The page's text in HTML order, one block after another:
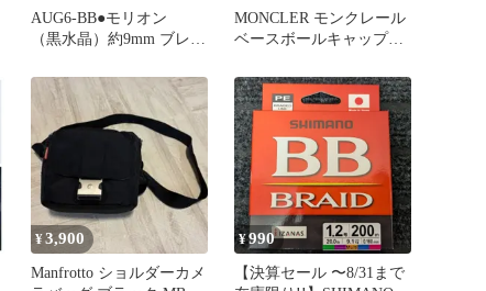
AUG6-BB●モリオン
（黒水晶）約9mm ブレス
MONCLER モンクレール
ベースボールキャップ
トリミング帽子 C-A9CO-
23-14868 ブラック【オー
ルシーズン】【♀】【S】
【レディース】
★■617872【中古】
¥3,900
Manfrotto ショルダーカメ
¥990
【決算セール 〜8/31まで